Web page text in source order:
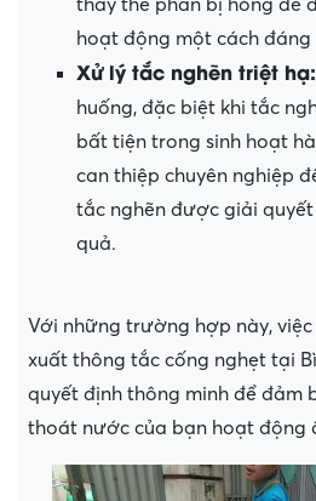
thay thế phần bị hỏng để
hoạt động một cách đáng
Xử lý tắc nghẽn triệt hạ:
huống, đặc biệt khi tắc
bất tiện trong sinh hoạt
can thiệp chuyên nghiệp
tắc nghẽn được giải
quả.
Với những trường hợp này,
xuất thông tắc cống nghẹt tại
quyết định thông minh để đảm
thoát nước của bạn hoạt động